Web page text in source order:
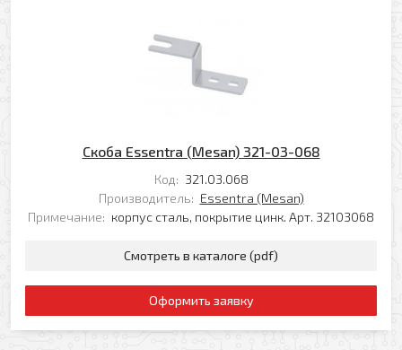
Скоба Essentra (Mesan) 321-03-068
Код: 321.03.068
Производитель: Essentra (Mesan)
Примечание: корпус сталь, покрытие цинк. Арт. 32103068
Смотреть в каталоге (pdf)
Оформить заявку